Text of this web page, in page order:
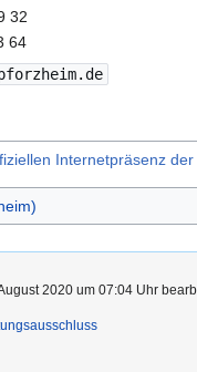
32
64
Internetpräsenz
2020 um 07:04 Uhr